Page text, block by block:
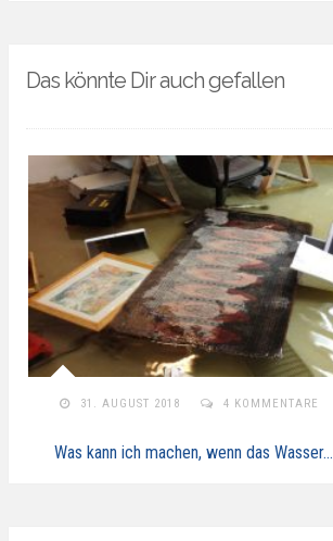
Das könnte Dir auch gefallen
31. AUGUST 2018 4 KOMMENTARE
Was kann ich machen, wenn das Wasser…